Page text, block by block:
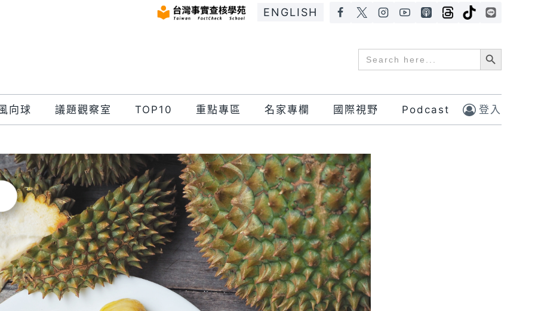
ENGLISH
Search
for:
Search Button
向球 議題觀察室 TOP10 重點專區 名家專欄 國際視野 Podcast 登入